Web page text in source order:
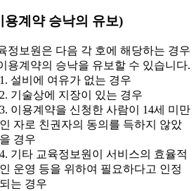
용계약 승낙의 유보)
정보원은 다음 각 호에 해당하는 경우
용계약의 승낙을 유보할 수 있습니다.
1. 설비에 여유가 없는 경우
2. 기술상에 지장이 있는 경우
3. 이용계약을 신청한 사람이 14세 미만
인 자로 친권자의 동의를 득하지 않았
을 경우
4. 기타 교육정보원이 서비스의 효율적
인 운영 등을 위하여 필요하다고 인정
되는 경우